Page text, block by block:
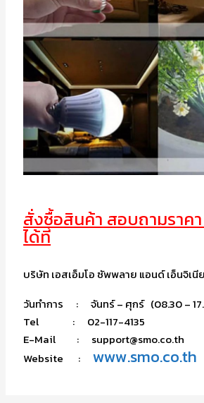
สั่งซื้อสินค้า สอบถามราค
ได้ที่
บริษัท เอสเอ็มโอ ซัพพลาย แอนด์ เอ็นจิเนี
วันทำการ : จันทร์ – ศุกร์ (08.30 –
Tel : 02-117-4135
E-Mail : support@smo.co.th
Website :www.smo.co.th